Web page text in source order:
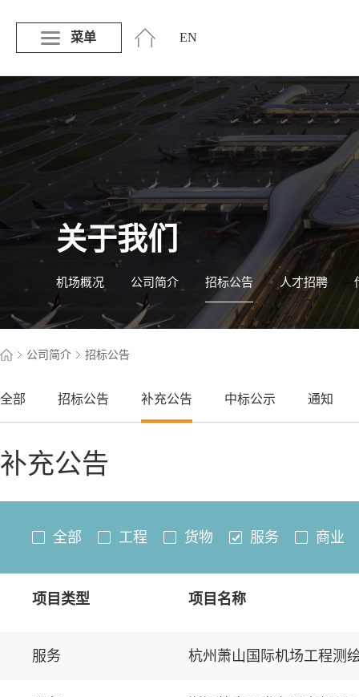
菜单 EN
关于我们
机场概况 公司简介 招标公告 人才招聘
公司简介 招标公告
全部 招标公告 补充公告 中标公示 通知
补充公告
全部 工程 货物 服务 商业
项目类型 项目名称
服务 杭州萧山国际机场工程测